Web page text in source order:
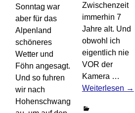
Sonntag war
aber für das
Alpenland
schöneres
Wetter und
Föhn angesagt.
Und so fuhren
wir nach
Hohenschwang
Zwischenzeit
immerhin 7
Jahre alt. Und
obwohl ich
eigentlich nie
VOR der
Kamera …
Weiterlesen →